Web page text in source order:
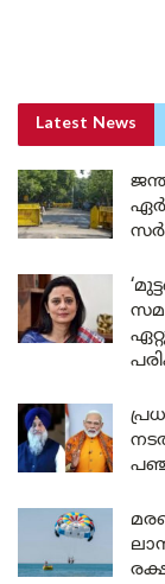
Latest News